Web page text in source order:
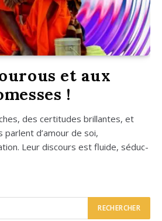
et aux
!
des cer­ti­tudes brillantes, et
d’amour de soi,
Leur dis­cours est fluide, séduc­